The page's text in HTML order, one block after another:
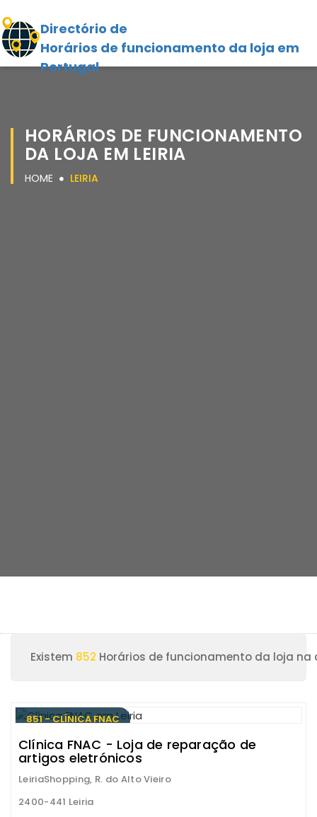
Directório de
Horários de funcionamento da loja em
Portugal
HORÁRIOS DE FUNCIONAMENTO
DA LOJA EM LEIRIA
HOME LEIRIA
Existem 852 Horários de funcionamento da loja na
851 - CLÍNICA FNAC
Clínica FNAC - Loja de reparação de
artigos eletrónicos
LeiriaShopping, R. do Alto Vieiro
2400-441 Leiria